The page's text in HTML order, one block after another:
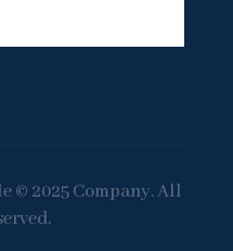
© 2025 Company. All